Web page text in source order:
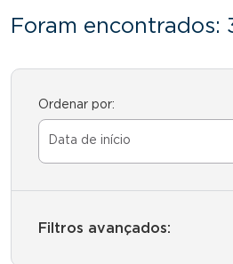
Foram encontrados:
Ordenar por:
Filtros avançados: